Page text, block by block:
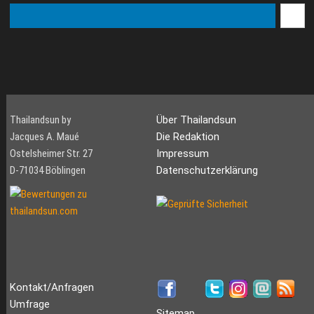
Temp...
Thailandsun by
Jacques A. Maué
Ostelsheimer Str. 27
D-71034 Böblingen
Über Thailandsun
Die Redaktion
Impressum
Datenschutzerklärung
Kontakt/Anfragen
Umfrage